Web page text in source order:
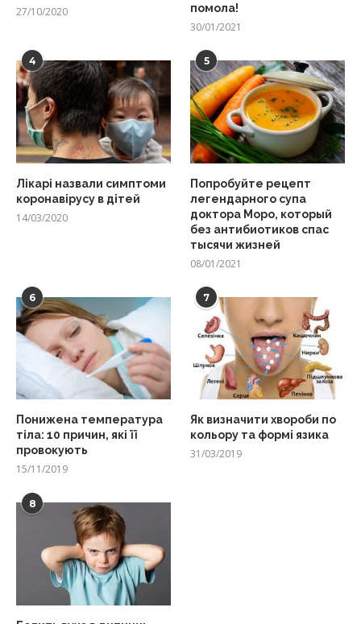
27/10/2020
помола!
30/01/2021
4
Лікарі назвали симптоми
коронавірусу в дітей
14/03/2020
5
Попробуйте рецепт
легендарного супа
доктора Моро, который
без антибиотиков спас
тысячи жизней
08/01/2021
6
Понижена температура
тіла: 10 причин, які її
провокують
15/11/2019
7
Як визначити хвороби по
кольору та формі язика
31/03/2019
8